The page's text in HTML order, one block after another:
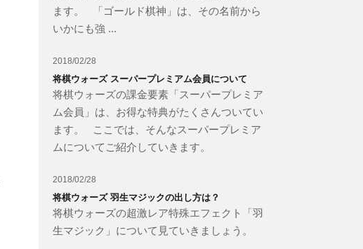
ます。 「ゴールド棋神」は、その名前から
いかにも強 ...
2018/02/28
将棋ウォーズ スーパープレミアム会員について
将棋ウォーズの課金要素「スーパープレミア
ム会員」は、お得な特典がたくさんついてい
ます。 ここでは、そんなスーパープレミア
ムについてご紹介していきます。
2018/02/28
将棋ウォーズ 羽生マジックの出し方は？
将棋ウォーズの超激レア特殊エフェクト「羽
生マジック」について見ていきましょう。